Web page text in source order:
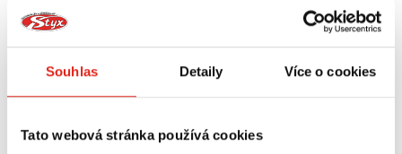
Souhlas Detaily Více o cookies
Tato webová stránka používá cookies